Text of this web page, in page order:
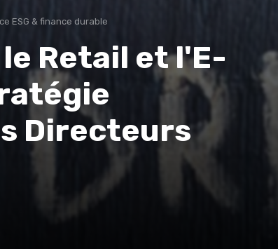
ESG & finance durable
Retail et l'E-
Directeurs